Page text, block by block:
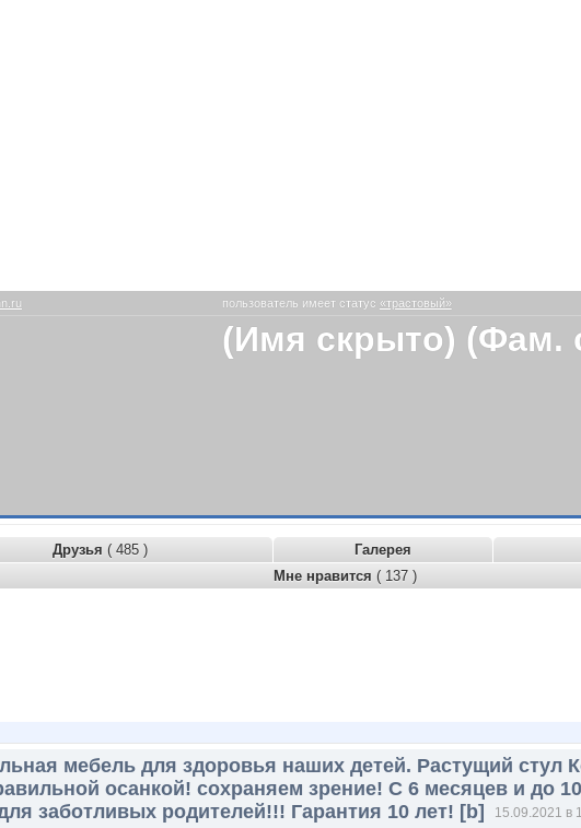
пользователь имеет статус «трастовый»
(Имя скрыто) (Фам.
Друзья ( 485 ) Галерея
Мне нравится ( 137 )
мебель для здоровья наших детей. Растущий стул
осанкой! сохраняем зрение! С 6 месяцев и до
заботливых родителей!!! Гарантия 10 лет! [b]
15.09.2021 в